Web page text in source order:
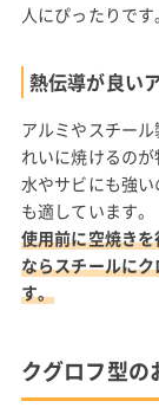
人にぴったりです。
熱伝導が良い
アルミやスチー
れいに焼けるのが
水やサビにも強
も適しています。
使用前に空焼き
ならスチールに
す。
クグロフ型の